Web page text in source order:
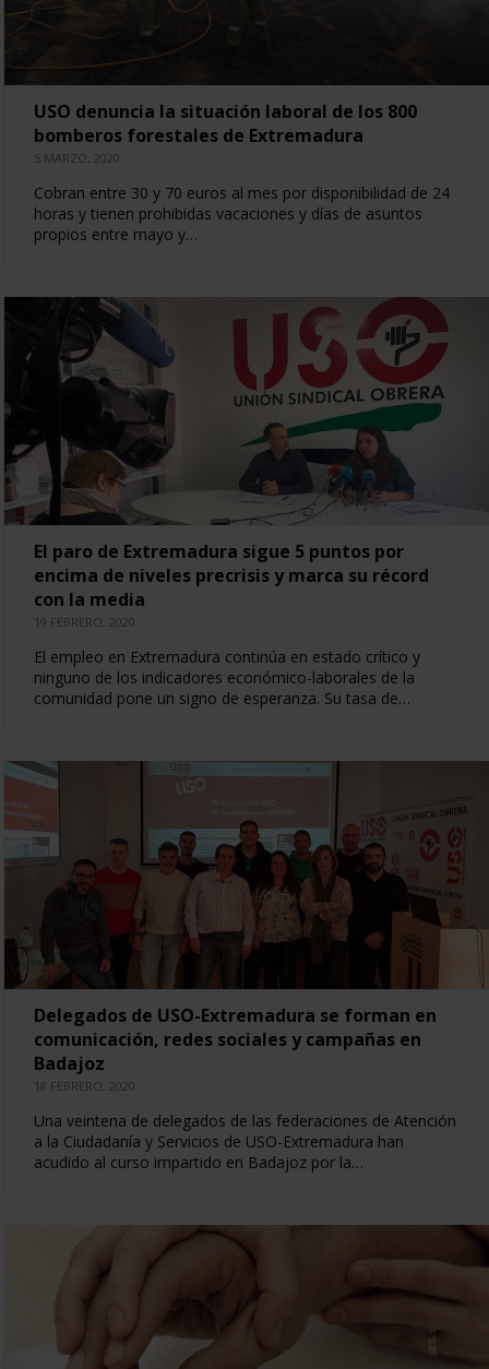
USO denuncia la situación laboral de los 800
bomberos forestales de Extremadura
5 MARZO, 2020
Cobran entre 30 y 70 euros al mes por disponibilidad de 24
horas y tienen prohibidas vacaciones y días de asuntos
propios entre mayo y…
El paro de Extremadura sigue 5 puntos por
encima de niveles precrisis y marca su récord
con la media
19 FEBRERO, 2020
El empleo en Extremadura continúa en estado crítico y
ninguno de los indicadores económico-laborales de la
comunidad pone un signo de esperanza. Su tasa de…
Delegados de USO-Extremadura se forman en
comunicación, redes sociales y campañas en
Badajoz
18 FEBRERO, 2020
Una veintena de delegados de las federaciones de Atención
a la Ciudadanía y Servicios de USO-Extremadura han
acudido al curso impartido en Badajoz por la…